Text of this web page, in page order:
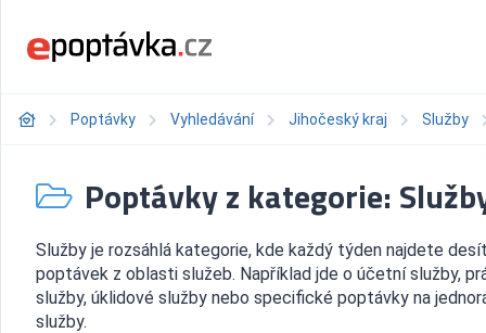
Poptávky Vyhledávání Jihočeský kraj Služby
Poptávky z kategorie:
Služby je rozsáhlá kategorie, kde každý týden najdete
poptávek z oblasti služeb. Například jde o účetní služby,
služby, úklidové služby nebo specifické poptávky na
služby.